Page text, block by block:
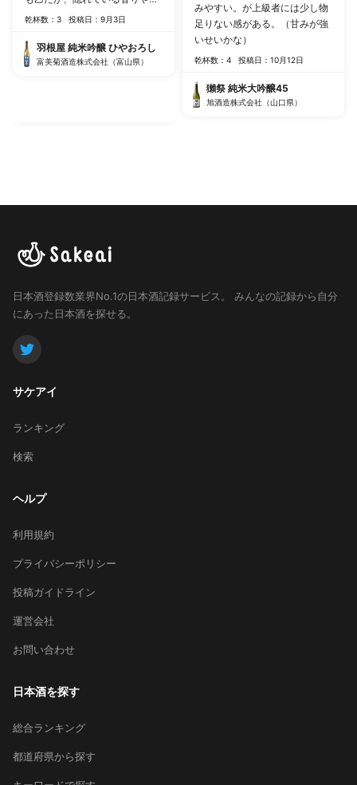
味を楽しむのもまた一興
乾杯数：3 投稿日：9月3日
羽根屋 純米吟醸 ひやおろし
富美菊酒造株式会社（富山県）
みやすい。が上級者には少し物
足りない感がある。（甘みが強
いせいかな）
乾杯数：4 投稿日：10月12日
獺祭 純米大吟醸45
旭酒造株式会社（山口県）
日本酒登録数業界No.1の日本酒記録サービス。
みんなの記録から自分
にあった日本酒を探せる。
サケアイ
ランキング
検索
ヘルプ
利用規約
プライバシーポリシー
投稿ガイドライン
運営会社
お問い合わせ
日本酒を探す
総合ランキング
都道府県から探す